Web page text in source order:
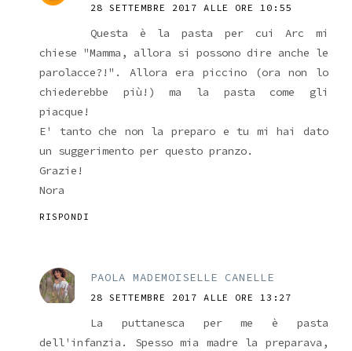
28 SETTEMBRE 2017 ALLE ORE 10:55
Questa è la pasta per cui Arc mi
chiese "Mamma, allora si possono dire anche le
parolacce?!". Allora era piccino (ora non lo
chiederebbe più!) ma la pasta come gli
piacque!
E' tanto che non la preparo e tu mi hai dato
un suggerimento per questo pranzo.
Grazie!
Nora
RISPONDI
PAOLA MADEMOISELLE CANELLE
28 SETTEMBRE 2017 ALLE ORE 13:27
La puttanesca per me è pasta
dell'infanzia. Spesso mia madre la preparava,